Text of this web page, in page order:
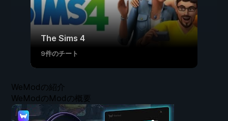
The Sims 4
9件のチート
WeModの紹介
WeModのModの概要